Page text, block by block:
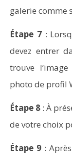
galerie comme
Étape 7:
devez entrer
trouve
photo de profil
Étape 8 : À
de votre choix
Étape 9 :